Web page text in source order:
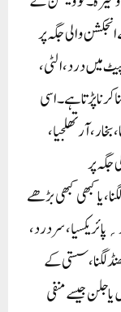
والی جگہ پر
میں درد، الٹی،
کرنا پڑتا ہے۔ اسی
آرتھلجیا،
جگہ پر
یا کبھی کبھی بڑھے
سر درد،
لگنا، سستی کے
جلن جیسے منفی